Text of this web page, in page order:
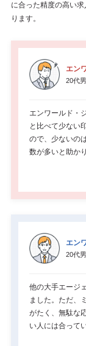
に合った精度の高い
ります。
エン
20代
エンワールド・
と比べて少ない
ので、少ないの
数が多いと助か
エン
20代
他の大手エージ
ました。ただ、
がたく、無駄な
い人には合って